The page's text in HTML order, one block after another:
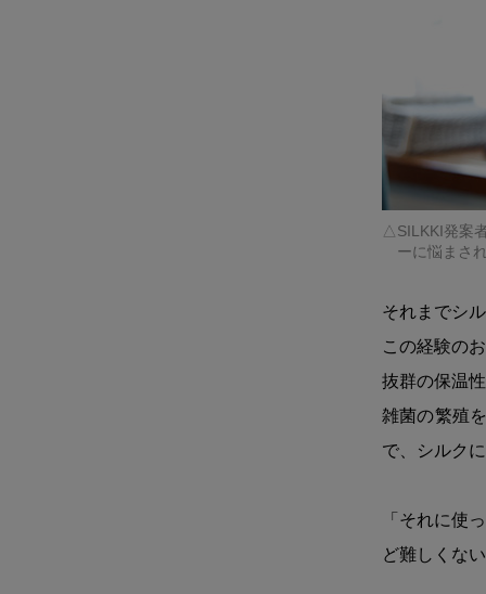
SILKKI発案
ーに悩まさ
それまでシ
この経験の
抜群の保温
雑菌の繁殖
で、シルク
「それに使
ど難しくな